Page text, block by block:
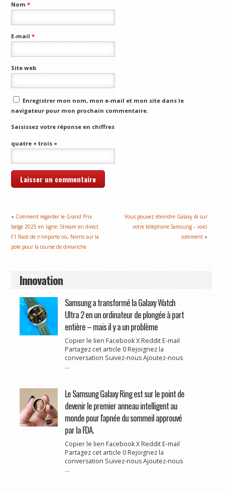
Nom*
E-mail*
Site web
Enregistrer mon nom, mon e-mail et mon site dans le
navigateur pour mon prochain commentaire.
Saisissez votre réponse en chiffres
quatre + trois =
« Comment regarder le Grand Prix
belge 2025 en ligne: Stream en direct
F1 Race de n'importe où, Norris sur la
pole pour la course de dimanche
Vous pouvez éteindre Galaxy Ai sur
votre téléphone Samsung – voici
comment »
Innovation
Samsung a transformé la Galaxy Watch
Ultra 2 en un ordinateur de plongée à part
entière – mais il y a un problème
Copier le lien Facebook X Reddit E-mail
Partagez cet article 0 Rejoignez la
conversation Suivez-nous Ajoutez-nous
...
Le Samsung Galaxy Ring est sur le point de
devenir le premier anneau intelligent au
monde pour l'apnée du sommeil approuvé
par la FDA.
Copier le lien Facebook X Reddit E-mail
Partagez cet article 0 Rejoignez la
conversation Suivez-nous Ajoutez-nous
...